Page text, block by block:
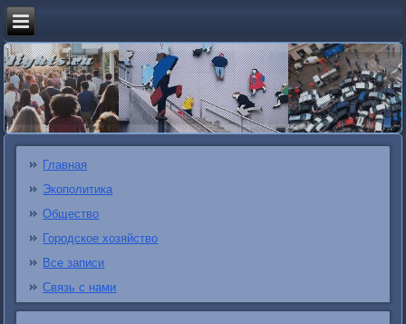
Главная
Экополитика
Общество
Городское хозяйство
Все записи
Связь с нами